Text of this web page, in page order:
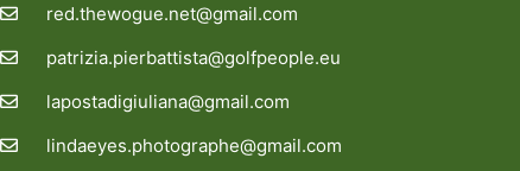
red.thewogue.net@gmail.com
patrizia.pierbattista@golfpeople.eu
lapostadigiuliana@gmail.com
lindaeyes.photographe@gmail.com